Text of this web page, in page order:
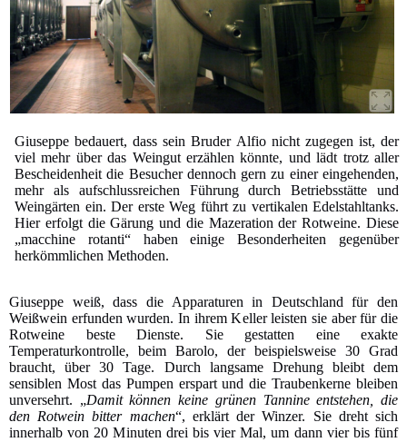
Giuseppe bedauert, dass sein Bruder Alfio nicht zugegen ist, der
viel mehr über das Weingut erzählen könnte, und lädt trotz aller
Bescheidenheit die Besucher dennoch gern zu einer eingehenden,
mehr als aufschlussreichen Führung durch Betriebsstätte und
Weingärten ein. Der erste Weg führt zu vertikalen Edelstahltanks.
Hier erfolgt die Gärung und die Mazeration der Rotweine. Diese
„macchine rotanti“ haben einige Besonderheiten gegenüber
herkömmlichen Methoden.
Giuseppe weiß, dass die Apparaturen in Deutschland für den
Weißwein erfunden wurden. In ihrem Keller leisten sie aber für die
Rotweine beste Dienste. Sie gestatten eine exakte
Temperaturkontrolle, beim Barolo, der beispielsweise 30 Grad
braucht, über 30 Tage. Durch langsame Drehung bleibt dem
sensiblen Most das Pumpen erspart und die Traubenkerne bleiben
unversehrt. „Damit können keine grünen Tannine entstehen, die
den Rotwein bitter machen“, erklärt der Winzer. Sie dreht sich
innerhalb von 20 Minuten drei bis vier Mal, um dann vier bis fünf